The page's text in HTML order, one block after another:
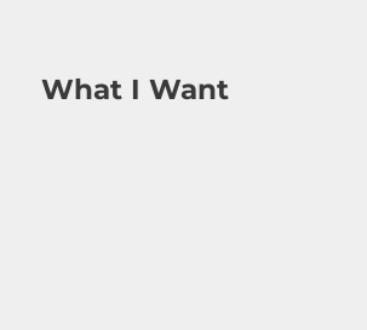
What I Want